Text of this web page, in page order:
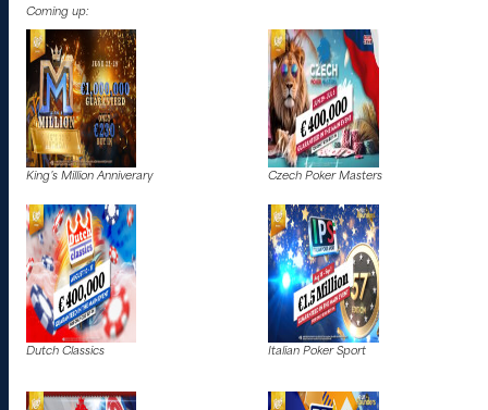
Coming up:
King’s Million Anniverary Czech Poker Masters
Dutch Classics Italian Poker Sport